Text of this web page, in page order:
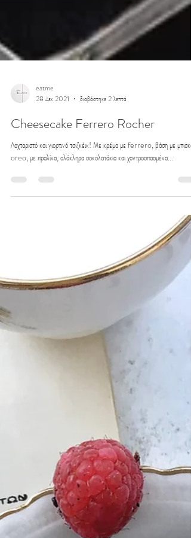
eatme
Cheesecake Ferrero Rocher
oreo, με πραλίνα, ολόκληρα σοκολατάκια και χοντροσπασμένα...